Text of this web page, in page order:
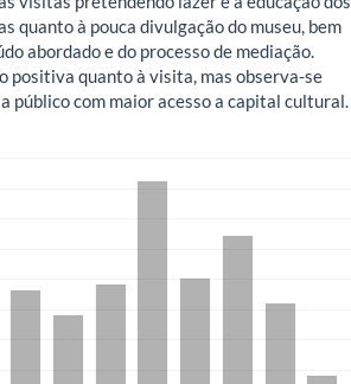
quanto à pouca divulgação do museu, bem
abordado e do processo de mediação.
positiva quanto à visita, mas observa-se
público com maior acesso a capital cultural.